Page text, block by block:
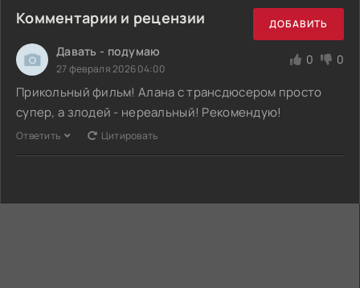
Комментарии и рецензии ДОБАВИТЬ
Давать - подумаю
27 февраля 2026 04:00
0 0
Прикольный фильм! Алана с трансдюсером просто
супер, а злодей - нереальный! Рекомендую!
Ответить Цитировать